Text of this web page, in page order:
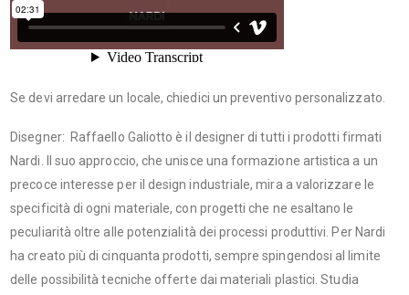
Se devi arredare un locale, chiedici un preventivo personalizzato.
Disegner: Raffaello Galiotto è il designer di tutti i prodotti firmati
Nardi. Il suo approccio, che unisce una formazione artistica a un
precoce interesse per il design industriale, mira a valorizzare le
specificità di ogni materiale, con progetti che ne esaltano le
peculiarità oltre alle potenzialità dei processi produttivi. Per Nardi
ha creato più di cinquanta prodotti, sempre spingendosi al limite
delle possibilità tecniche offerte dai materiali plastici. Studia